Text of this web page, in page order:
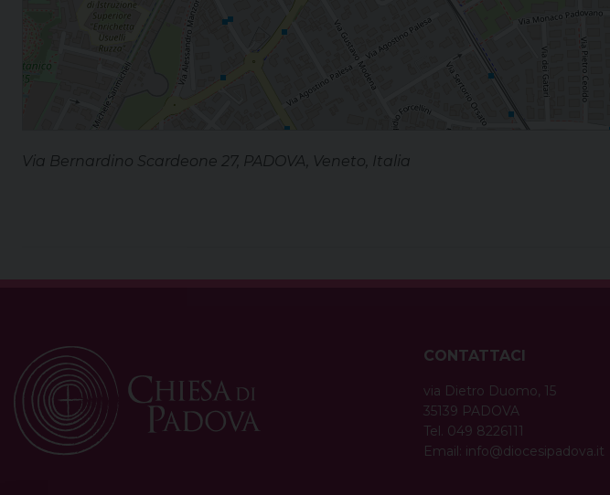
Via Bernardino Scardeone 27, PADOVA, Veneto, Italia
CONTATTACI
via Dietro Duomo, 15
35139 PADOVA
Tel. 049 8226111
Email: info@diocesipadova.it